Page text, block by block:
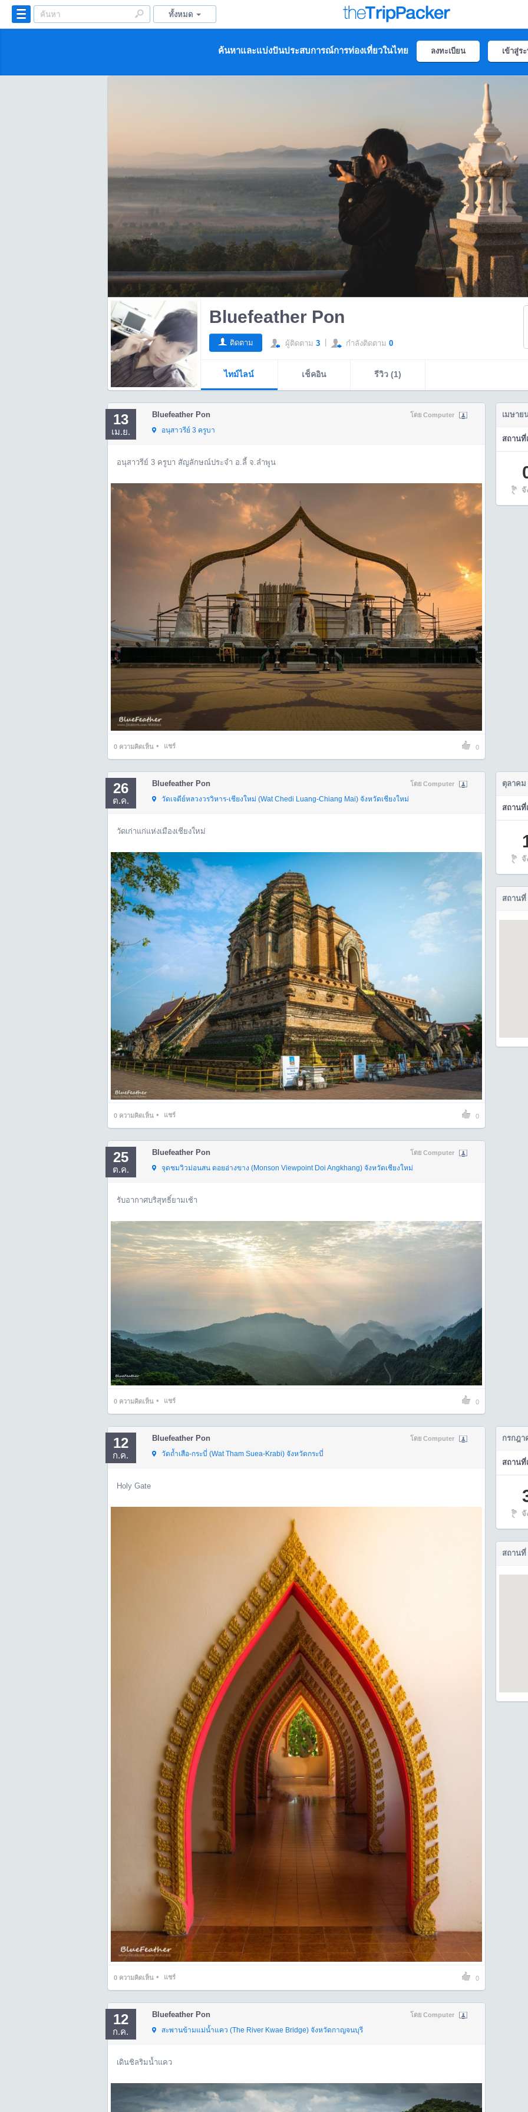
ทั้งหมด
ค้นหาและแบ่งปันประสบการณ์การท่องเที่ยวในไทย ลงทะเบียน เข้าสู่ร
Bluefeather Pon
ติดตาม ผู้ติดตาม 3| กำลังติดตาม 0
ไทม์ไลน์ เช็คอิน รีวิว (1)
13
เม.ย.
โดย Computer
Bluefeather Pon
อนุสาวรีย์ 3 ครูบา
อนุสาวรีย์ 3 ครูบา สัญลักษณ์ประจำ อ.ลี้ จ.ลำพูน
0ความคิดเห็น• แชร์ 0
เมษาย
สถานที่
จั
26
ต.ค.
โดย Computer
Bluefeather Pon
วัดเจดีย์หลวงวรวิหาร-เชียงใหม่ (Wat Chedi Luang-Chiang Mai)จังหวัดเชียงใหม่
วัดเก่าแก่แห่งเมืองเชียงใหม่
0ความคิดเห็น• แชร์ 0
ตุลาคม
สถานที่
จั
สถานที่
25
ต.ค.
โดย Computer
Bluefeather Pon
จุดชมวิวม่อนสน ดอยอ่างขาง (Monson Viewpoint Doi Angkhang) จังหวัดเชียงใหม่
รับอากาศบริสุทธิ์ยามเช้า
0ความคิดเห็น• แชร์ 0
12
ก.ค.
โดย Computer
Bluefeather Pon
วัดถ้ำเสือ-กระบี่ (Wat Tham Suea-Krabi)จังหวัดกระบี่
Holy Gate
0ความคิดเห็น• แชร์ 0
กรกฎา
สถานที่
จั
สถานที่
12
ก.ค.
โดย Computer
Bluefeather Pon
สะพานข้ามแม่น้ำแคว (The River Kwae Bridge)จังหวัดกาญจนบุรี
เดินชิลริมน้ำแคว